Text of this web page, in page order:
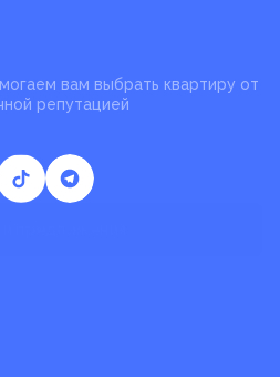
вам выбрать квартиру от
репутацией